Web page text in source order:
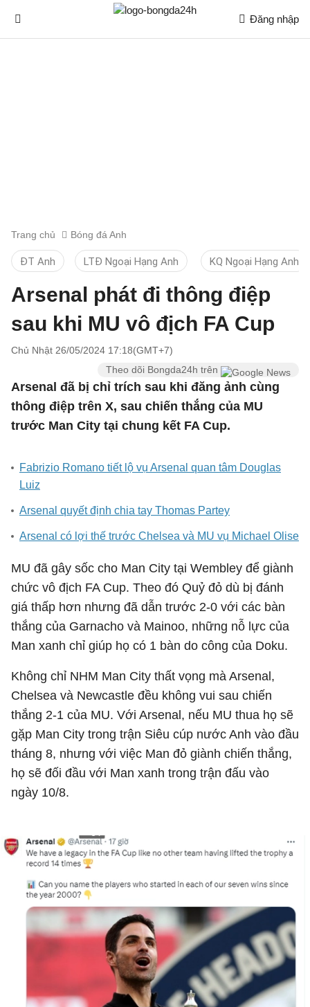
Đăng nhập
Trang chủ Bóng đá Anh
ĐT Anh LTĐ Ngoại Hạng Anh KQ Ngoại Hạng Anh
Arsenal phát đi thông điệp
sau khi MU vô địch FA Cup
Chủ Nhật 26/05/2024 17:18(GMT+7)
Theo dõi Bongda24h trên
Arsenal đã bị chỉ trích sau khi đăng ảnh cùng
thông điệp trên X, sau chiến thắng của MU
trước Man City tại chung kết FA Cup.
Fabrizio Romano tiết lộ vụ Arsenal quan tâm Douglas
Luiz
Arsenal quyết định chia tay Thomas Partey
Arsenal có lợi thế trước Chelsea và MU vụ Michael Olise
MU đã gây sốc cho Man City tại Wembley để giành
chức vô địch FA Cup. Theo đó Quỷ đỏ dù bị đánh
giá thấp hơn nhưng đã dẫn trước 2-0 với các bàn
thắng của Garnacho và Mainoo, những nỗ lực của
Man xanh chỉ giúp họ có 1 bàn do công của Doku.
Không chỉ NHM Man City thất vọng mà Arsenal,
Chelsea và Newcastle đều không vui sau chiến
thắng 2-1 của MU. Với Arsenal, nếu MU thua họ sẽ
gặp Man City trong trận Siêu cúp nước Anh vào đầu
tháng 8, nhưng với việc Man đỏ giành chiến thắng,
họ sẽ đối đầu với Man xanh trong trận đấu vào
ngày 10/8.